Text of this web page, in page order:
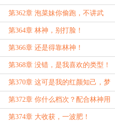
第362章 泡菜妹你偷跑，不讲武
德！
第364章 林神，别打脸！
第366章 还是得靠林神！
第368章 没错，是我喜欢的类型！
第370章 这可是我的红颜知己，梦
中情人，得加钱！
第372章 你什么档次？配合林神用
同一款硅胶娃娃？
第374章 大收获，一波肥！